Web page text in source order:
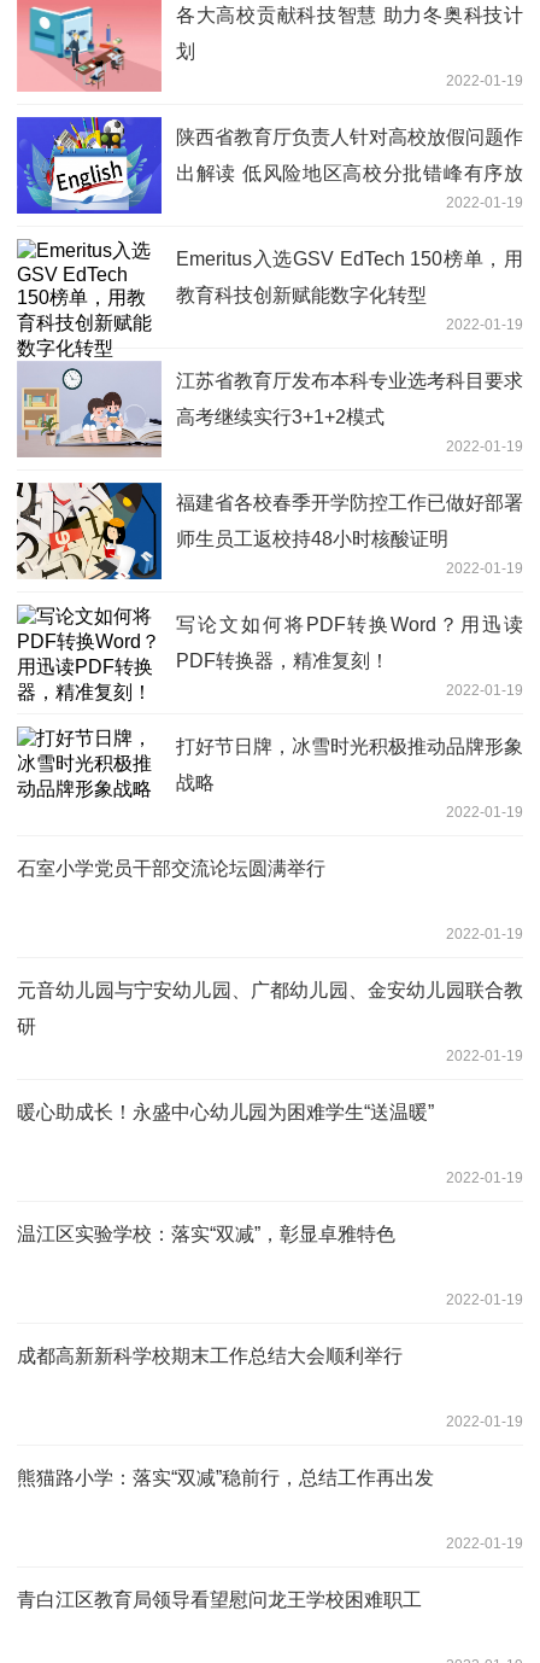
各大高校贡献科技智慧 助力冬奥科技计
划
2022-01-19
陕西省教育厅负责人针对高校放假问题作
出解读 低风险地区高校分批错峰有序放
2022-01-19
Emeritus入选GSV EdTech 150榜单，用
教育科技创新赋能数字化转型
2022-01-19
江苏省教育厅发布本科专业选考科目要求
高考继续实行3+1+2模式
2022-01-19
福建省各校春季开学防控工作已做好部署
师生员工返校持48小时核酸证明
2022-01-19
写论文如何将PDF转换Word？用迅读
PDF转换器，精准复刻！
2022-01-19
打好节日牌，冰雪时光积极推动品牌形象
战略
2022-01-19
石室小学党员干部交流论坛圆满举行
2022-01-19
元音幼儿园与宁安幼儿园、广都幼儿园、金安幼儿园联合教
研
2022-01-19
暖心助成长！永盛中心幼儿园为困难学生“送温暖”
2022-01-19
温江区实验学校：落实“双减”，彰显卓雅特色
2022-01-19
成都高新新科学校期末工作总结大会顺利举行
2022-01-19
熊猫路小学：落实“双减”稳前行，总结工作再出发
2022-01-19
青白江区教育局领导看望慰问龙王学校困难职工